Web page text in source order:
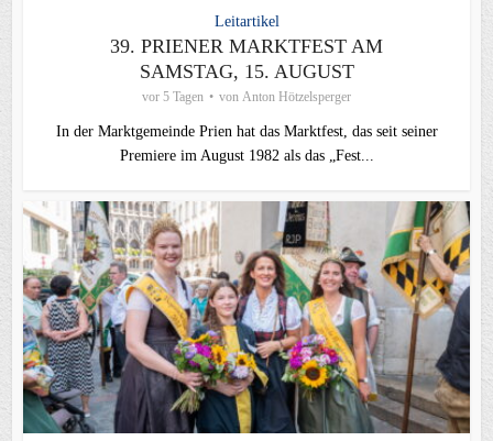
Leitartikel
39. PRIENER MARKTFEST AM
SAMSTAG, 15. AUGUST
vor 5 Tagen von Anton Hötzelsperger
In der Marktgemeinde Prien hat das Marktfest, das seit seiner
Premiere im August 1982 als das „Fest...